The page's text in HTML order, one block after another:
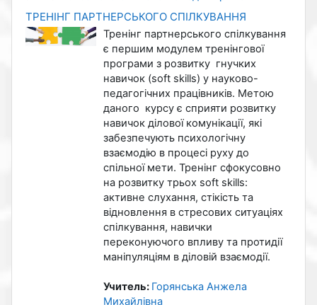
ТРЕНІНГ ПАРТНЕРСЬКОГО СПІЛКУВАННЯ
Тренінг партнерського спілкування
є першим модулем тренінгової
програми з розвитку гнучких
навичок (soft skills) у науково-
педагогічних працівників. Метою
даного курсу є сприяти розвитку
навичок ділової комунікації, які
забезпечують психологічну
взаємодію в процесі руху до
спільної мети. Тренінг сфокусовно
на розвитку трьох soft skills:
активне слухання, стікість та
відновлення в стресових ситуаціях
спілкування, навички
переконуючого впливу та протидії
маніпуляціям в діловій взаємодії.
Учитель: Горянська Анжела
Михайлівна